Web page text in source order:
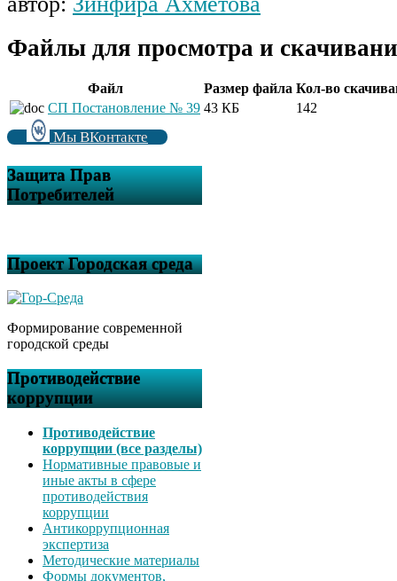
Файлы для просмотра и
Файл Размер файла Кол-во
СП Постановление № 39 43 КБ 142
Мы ВКонтакте
Защита Прав
Потребителей
Проект Городская среда
Формирование современной
городской среды
Противодействие
коррупции
Противодействие
коррупции (все разделы)
Нормативные правовые и
иные акты в сфере
противодействия
коррупции
Антикоррупционная
экспертиза
Методические материалы
Формы документов,